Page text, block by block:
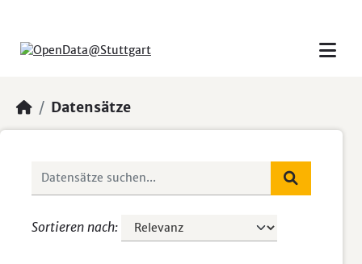
Datensätze
Sortieren nach